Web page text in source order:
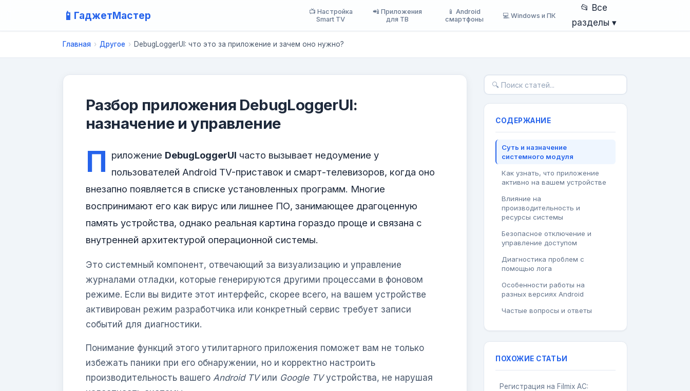
📱 ГаджетМастер
📺 Настройка
Smart TV
📲 Приложения
для ТВ
📱 Android
смартфоны
💻 Windows и ПК
📂 Все
разделы ▾
Главная › Другое › DebugLoggerUI: что это за приложение и зачем оно нужно?
Разбор приложения DebugLoggerUI:
назначение и управление
П риложение DebugLoggerUI часто вызывает недоумение у
пользователей Android TV-приставок и смарт-телевизоров, когда оно
внезапно появляется в списке установленных программ. Многие
воспринимают его как вирус или лишнее ПО, занимающее драгоценную
память устройства, однако реальная картина гораздо проще и связана с
внутренней архитектурой операционной системы.
Это системный компонент, отвечающий за визуализацию и управление
журналами отладки, которые генерируются другими процессами в фоновом
режиме. Если вы видите этот интерфейс, скорее всего, на вашем устройстве
активирован режим разработчика или конкретный сервис требует записи
событий для диагностики.
Понимание функций этого утилитарного приложения поможет вам не только
избежать паники при его обнаружении, но и корректно настроить
производительность вашего Android TVили Google TVустройства, не нарушая
СОДЕРЖАНИЕ
Суть и назначение
системного модуля
Как узнать, что приложение
активно на вашем устройстве
Влияние на
производительность и
ресурсы системы
Безопасное отключение и
управление доступом
Диагностика проблем с
помощью лога
Особенности работы на
разных версиях Android
Частые вопросы и ответы
ПОХОЖИЕ СТАТЬИ
Регистрация на Filmix AC: